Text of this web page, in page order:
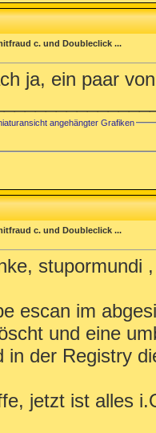
c. und Doubleclick ...
ja, ein paar
angehängter Grafiken
c. und Doubleclick ...
stupormundi ,
escan im
und eine
in der Registry
jetzt ist alles